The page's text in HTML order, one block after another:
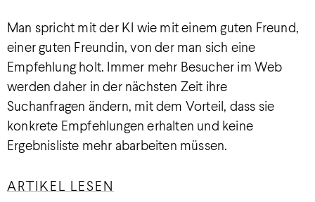
Man spricht mit der KI wie mit einem guten Freund,
einer guten Freundin, von der man sich eine
Empfehlung holt. Immer mehr Besucher im Web
werden daher in der nächsten Zeit ihre
Suchanfragen ändern, mit dem Vorteil, dass sie
konkrete Empfehlungen erhalten und keine
Ergebnisliste mehr abarbeiten müssen.
ARTIKEL LESEN